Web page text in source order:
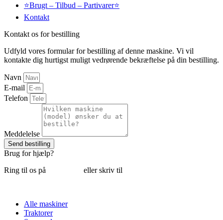
⭐Brugt – Tilbud – Partivarer⭐
Kontakt
Kontakt os for bestilling
Udfyld vores formular for bestilling af denne maskine. Vi vil
kontakte dig hurtigst muligt vedrørende bekræftelse på din bestilling.
Navn
E-mail
Telefon
Meddelelse
Send bestilling
Brug for hjælp?
Ring til os på
eller skriv til
Alle maskiner
Traktorer